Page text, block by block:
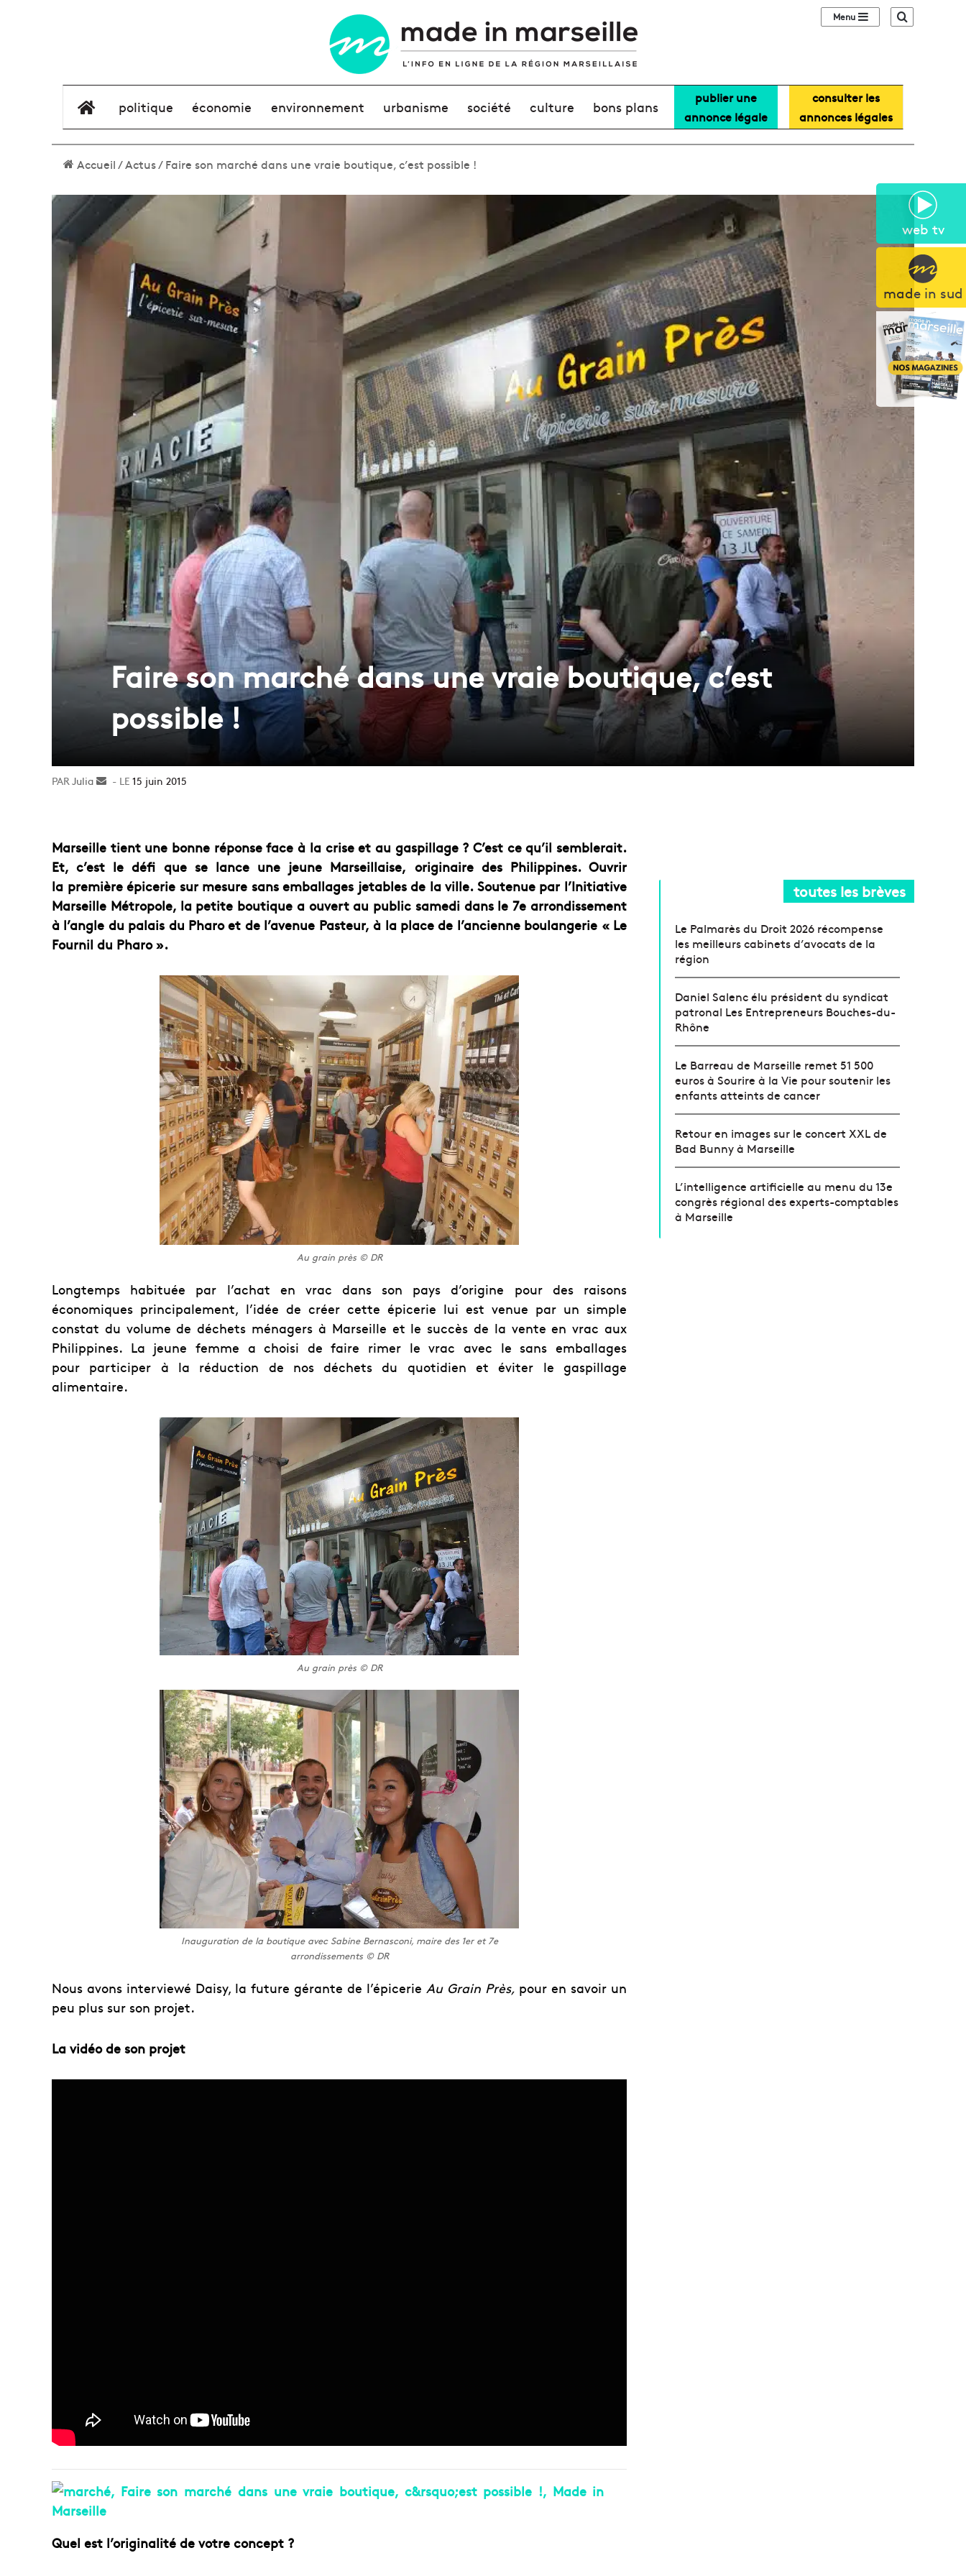
web tv
made in sud
Sidebar (barre
élément de menu
politique économie environnement urbanisme société culture bons plans
publier une
annonce légale
consulter les
annonces légales
Accueil/Actus/Faire son marché dans une vraie boutique, c’est possible !
Faire son marché dans une vraie boutique, c’est
possible !
Julia
Envoyer15 juin 2015
Marseille tient une bonne réponse face à la crise et au gaspillage ? C’est ce qu’il semblerait.
Et, c’est le défi que se lance une jeune Marseillaise, originaire des Philippines. Ouvrir
la première épicerie sur mesure sans emballages jetables de la ville. Soutenue par l’Initiative
Marseille Métropole, la petite boutique a ouvert au public samedi dans le 7e arrondissement
à l’angle du palais du Pharo et de l’avenue Pasteur, à la place de l’ancienne boulangerie « Le
Fournil du Pharo ».
Au grain près © DR
Longtemps habituée par l’achat en vrac dans son pays d’origine pour des raisons
économiques principalement, l’idée de créer cette épicerie lui est venue par un simple
constat du volume de déchets ménagers à Marseille et le succès de la vente en vrac aux
Philippines. La jeune femme a choisi de faire rimer le vrac avec le sans emballages
pour participer à la réduction de nos déchets du quotidien et éviter le gaspillage
alimentaire.
Au grain près © DR
Inauguration de la boutique avec Sabine Bernasconi, maire des 1er et 7e
arrondissements © DR
Nous avons interviewé Daisy, la future gérante de l’épicerie Au Grain Près, pour en savoir un
peu plus sur son projet.
La vidéo de son projet
Quel est l’originalité de votre concept ?
toutes les brèves
Le Palmarès du Droit 2026 récompense
les meilleurs cabinets d’avocats de la
région
Daniel Salenc élu président du syndicat
patronal Les Entrepreneurs Bouches-du-
Rhône
Le Barreau de Marseille remet 51 500
euros à Sourire à la Vie pour soutenir les
enfants atteints de cancer
Retour en images sur le concert XXL de
Bad Bunny à Marseille
L’intelligence artificielle au menu du 13e
congrès régional des experts-comptables
à Marseille